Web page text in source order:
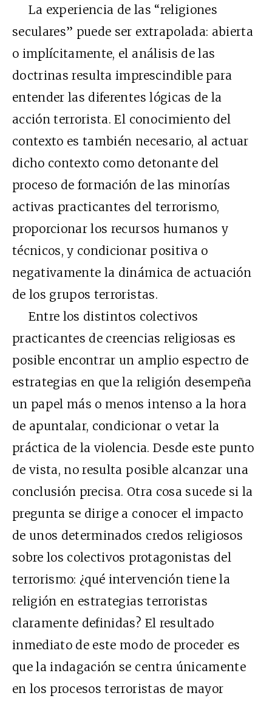
La experiencia de las “religiones
seculares” puede ser extrapolada: abierta
o implícitamente, el análisis de las
doctrinas resulta imprescindible para
entender las diferentes lógicas de la
acción terrorista. El conocimiento del
contexto es también necesario, al actuar
dicho contexto como detonante del
proceso de formación de las minorías
activas practicantes del terrorismo,
proporcionar los recursos humanos y
técnicos, y condicionar positiva o
negativamente la dinámica de actuación
de los grupos terroristas.
Entre los distintos colectivos
practicantes de creencias religiosas es
posible encontrar un amplio espectro de
estrategias en que la religión desempeña
un papel más o menos intenso a la hora
de apuntalar, condicionar o vetar la
práctica de la violencia. Desde este punto
de vista, no resulta posible alcanzar una
conclusión precisa. Otra cosa sucede si la
pregunta se dirige a conocer el impacto
de unos determinados credos religiosos
sobre los colectivos protagonistas del
terrorismo: ¿qué intervención tiene la
religión en estrategias terroristas
claramente definidas? El resultado
inmediato de este modo de proceder es
que la indagación se centra únicamente
en los procesos terroristas de mayor